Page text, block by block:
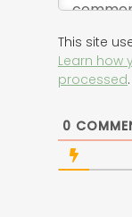
This site
Learn how
processed.
0